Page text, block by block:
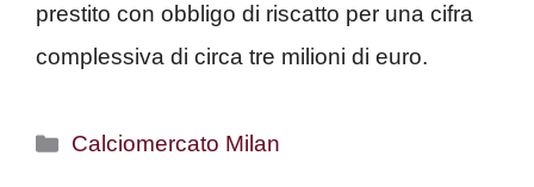
prestito con obbligo di riscatto per una cifra
complessiva di circa tre milioni di euro.
Categorie
Calciomercato Milan